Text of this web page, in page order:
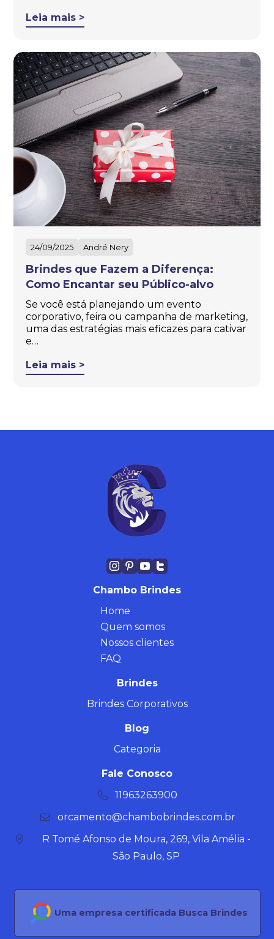
Leia mais >
24/09/2025 André Nery
Brindes que Fazem a Diferença:
Como Encantar seu Público-alvo
Se você está planejando um evento
corporativo, feira ou campanha de marketing,
uma das estratégias mais eficazes para cativar
e…
Leia mais >
Chambo Brindes
Home
Quem somos
Nossos clientes
FAQ
Brindes
Brindes Corporativos
Blog
Categoria
Fale Conosco
11963263900
orcamento@chambobrindes.com.br
R Tomé Afonso de Moura, 269, Vila Amélia -
São Paulo, SP
Uma empresa certificada Busca Brindes